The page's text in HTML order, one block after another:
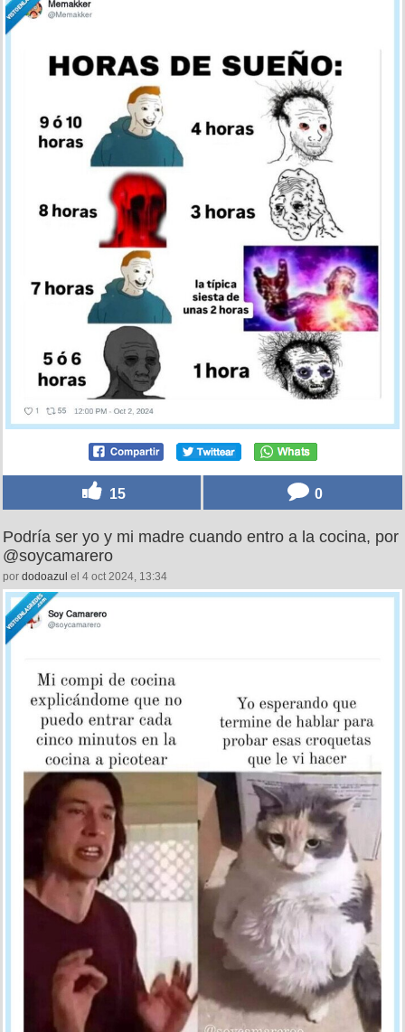
15 0
Podría ser yo y mi madre cuando entro a la cocina, por
@soycamarero
por dodoazul el 4 oct 2024, 13:34